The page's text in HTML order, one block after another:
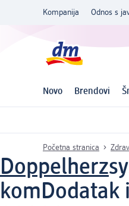
Kompanija Odnos s
Novo Brendovi
Početna stranica
Doppelherz
komDodatak